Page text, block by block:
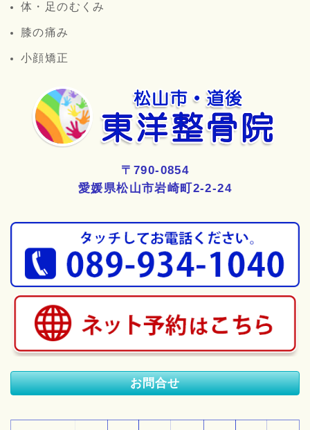
体・足のむくみ
膝の痛み
小顔矯正
〒790-0854
愛媛県松山市岩崎町2-2-24
お問合せ